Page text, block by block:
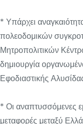
* Υπάρχει
πολεοδομικών
Μητροπολιτικών
δημιουργία
Εφοδιαστικής
* Οι αναπτυσσόμενες
μεταφορές μεταξύ